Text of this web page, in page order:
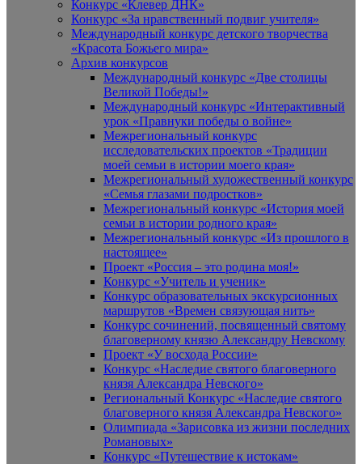
Конкурс «Клевер ДНК»
Конкурс «За нравственный подвиг учителя»
Международный конкурс детского творчества
«Красота Божьего мира»
Архив конкурсов
Международный конкурс «Две столицы
Великой Победы!»
Международный конкурс «Интерактивный
урок «Правнуки победы о войне»
Межрегиональный конкурс
исследовательских проектов «Традиции
моей семьи в истории моего края»
Межрегиональный художественный конкурс
«Семья глазами подростков»
Межрегиональный конкурс «История моей
семьи в истории родного края»
Межрегиональный конкурс «Из прошлого в
настоящее»
Проект «Россия – это родина моя!»
Конкурс «Учитель и ученик»
Конкурс образовательных экскурсионных
маршрутов «Времен связующая нить»
Конкурс сочинений, посвященный святому
благоверному князю Александру Невскому
Проект «У восхода России»
Конкурс «Наследие святого благоверного
князя Александра Невского»
Региональный Конкурс «Наследие святого
благоверного князя Александра Невского»
Олимпиада «Зарисовка из жизни последних
Романовых»
Конкурс «Путешествие к истокам»